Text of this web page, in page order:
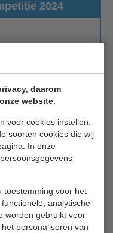
daarom
website.
voor cookies instellen.
soorten cookies die wij
In onze
toestemming voor het
analytische
worden gebruikt voor
personaliseren van
2024
Hitland
van de NGF is voor
van de Golfclub is het
kampioen zijn
wedstrijd verloren en is
de 2
eklasse.
is ook kampioen met op
mannen komen